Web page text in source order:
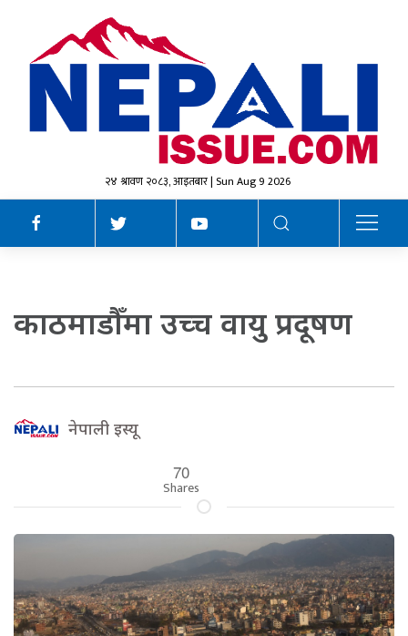
२४ श्रावण २०८३, आइतबार | Sun Aug 9 2026
काठमाडौँमा उच्च वायु प्रदूषण
नेपाली इस्यू
70
Shares